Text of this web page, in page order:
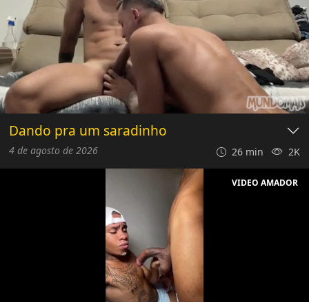
Dando pra um saradinho
4 de agosto de 2026 26 min 2K
VIDEO AMADOR